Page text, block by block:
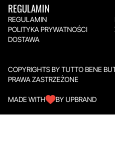
REGULAMIN
REGULAMIN
POLITYKA PRYWATNOŚCI
DOSTAWA
COPYRIGHTS BY TUTTO BENE
PRAWA ZASTRZEŻONE
MADE WITH BY UPBRAND